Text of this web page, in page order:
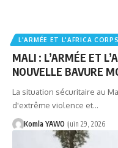
L'ARMÉE ET L'AFRICA CORPS
MALI : L’ARMÉE ET
NOUVELLE BAVURE
La situation sécuritaire au
d'extrême violence et…
Komla YAWO juin 29, 2026